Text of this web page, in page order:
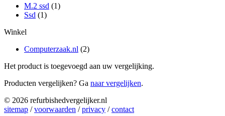
M.2 ssd (1)
Ssd (1)
Winkel
Computerzaak.nl (2)
Het product is toegevoegd aan uw vergelijking.
Producten vergelijken? Ga naar vergelijken.
© 2026 refurbishedvergelijker.nl
sitemap /voorwaarden /privacy /contact